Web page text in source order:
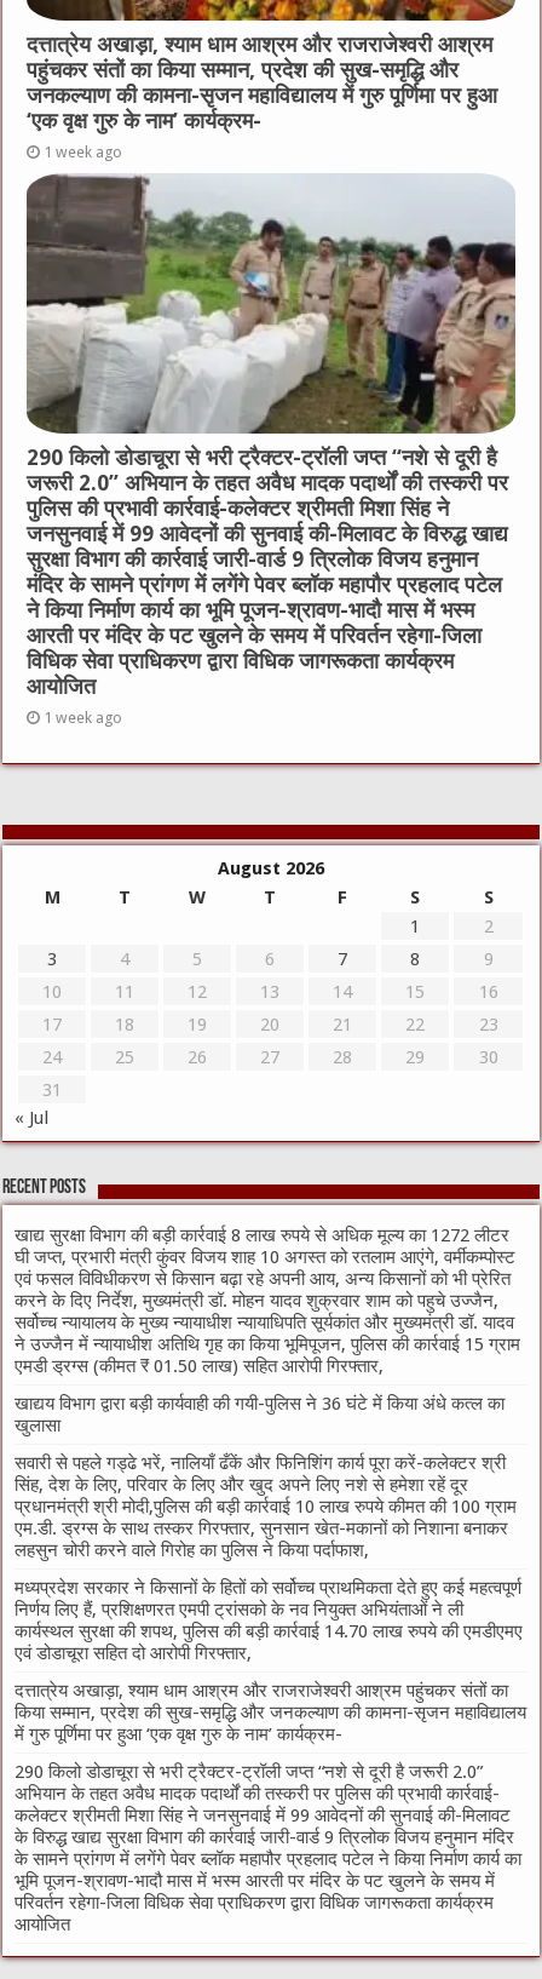
दत्तात्रेय अखाड़ा, श्याम धाम आश्रम और राजराजेश्वरी आश्रम
पहुंचकर संतों का किया सम्मान, प्रदेश की सुख-समृद्धि और
जनकल्याण की कामना-सृजन महाविद्यालय में गुरु पूर्णिमा पर हुआ
‘एक वृक्ष गुरु के नाम’ कार्यक्रम-
1 week ago
290 किलो डोडाचूरा से भरी ट्रैक्टर-ट्रॉली जप्त “नशे से दूरी है
जरूरी 2.0” अभियान के तहत अवैध मादक पदार्थों की तस्करी पर
पुलिस की प्रभावी कार्रवाई-कलेक्टर श्रीमती मिशा सिंह ने
जनसुनवाई में 99 आवेदनों की सुनवाई की-मिलावट के विरुद्ध खाद्य
सुरक्षा विभाग की कार्रवाई जारी-वार्ड 9 त्रिलोक विजय हनुमान
मंदिर के सामने प्रांगण में लगेंगे पेवर ब्लॉक महापौर प्रहलाद पटेल
ने किया निर्माण कार्य का भूमि पूजन-श्रावण-भादौ मास में भस्म
आरती पर मंदिर के पट खुलने के समय में परिवर्तन रहेगा-जिला
विधिक सेवा प्राधिकरण द्वारा विधिक जागरूकता कार्यक्रम
आयोजित
1 week ago
August 2026
M
T W T F S
S
1
2
3
4 5 6 7 8
9
10
11 12 13 14 15
16
17
18 19 20 21 22
23
24
25 26 27 28 29
30
31
« Jul
Recent Posts
खाद्य सुरक्षा विभाग की बड़ी कार्रवाई 8 लाख रुपये से अधिक मूल्य का 1272 लीटर
घी जप्त, प्रभारी मंत्री कुंवर विजय शाह 10 अगस्त को रतलाम आएंगे, वर्मीकम्पोस्ट
एवं फसल विविधीकरण से किसान बढ़ा रहे अपनी आय, अन्य किसानों को भी प्रेरित
करने के दिए निर्देश, मुख्यमंत्री डॉ. मोहन यादव शुक्रवार शाम को पहुचे उज्जैन,
सर्वोच्च न्यायालय के मुख्‍य न्‍यायाधीश न्यायाधिपति सूर्यकांत और मुख्यमंत्री डॉ. यादव
ने उज्जैन में न्यायाधीश अतिथि गृह का किया भूमिपूजन, पुलिस की कार्रवाई 15 ग्राम
एमडी ड्रग्स (कीमत ₹ 01.50 लाख) सहित आरोपी गिरफ्तार,
खाद्यय विभाग द्वारा बड़ी कार्यवाही की गयी-पुलिस ने 36 घंटे में किया अंधे कत्ल का
खुलासा
सवारी से पहले गड्ढे भरें, नालियाँ ढँकें और फिनिशिंग कार्य पूरा करें-कलेक्टर श्री
सिंह, देश के लिए, परिवार के लिए और खुद अपने लिए नशे से हमेशा रहें दूर
प्रधानमंत्री श्री मोदी,पुलिस की बड़ी कार्रवाई 10 लाख रुपये कीमत की 100 ग्राम
एम.डी. ड्रग्स के साथ तस्कर गिरफ्तार, सुनसान खेत-मकानों को निशाना बनाकर
लहसुन चोरी करने वाले गिरोह का पुलिस ने किया पर्दाफाश,
मध्यप्रदेश सरकार ने किसानों के हितों को सर्वोच्च प्राथमिकता देते हुए कई महत्वपूर्ण
निर्णय लिए हैं, प्रशिक्षणरत एमपी ट्रांसको के नव नियुक्त अभियंताओं ने ली
कार्यस्थल सुरक्षा की शपथ, पुलिस की बड़ी कार्रवाई 14.70 लाख रुपये की एमडीएमए
एवं डोडाचूरा सहित दो आरोपी गिरफ्तार,
दत्तात्रेय अखाड़ा, श्याम धाम आश्रम और राजराजेश्वरी आश्रम पहुंचकर संतों का
किया सम्मान, प्रदेश की सुख-समृद्धि और जनकल्याण की कामना-सृजन महाविद्यालय
में गुरु पूर्णिमा पर हुआ ‘एक वृक्ष गुरु के नाम’ कार्यक्रम-
290 किलो डोडाचूरा से भरी ट्रैक्टर-ट्रॉली जप्त “नशे से दूरी है जरूरी 2.0”
अभियान के तहत अवैध मादक पदार्थों की तस्करी पर पुलिस की प्रभावी कार्रवाई-
कलेक्टर श्रीमती मिशा सिंह ने जनसुनवाई में 99 आवेदनों की सुनवाई की-मिलावट
के विरुद्ध खाद्य सुरक्षा विभाग की कार्रवाई जारी-वार्ड 9 त्रिलोक विजय हनुमान मंदिर
के सामने प्रांगण में लगेंगे पेवर ब्लॉक महापौर प्रहलाद पटेल ने किया निर्माण कार्य का
भूमि पूजन-श्रावण-भादौ मास में भस्म आरती पर मंदिर के पट खुलने के समय में
परिवर्तन रहेगा-जिला विधिक सेवा प्राधिकरण द्वारा विधिक जागरूकता कार्यक्रम
आयोजित